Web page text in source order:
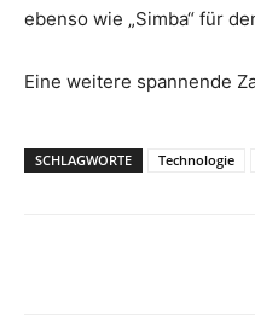
ebenso wie „Simba“ für
Eine weitere spannende
SCHLAGWORTE Technologie